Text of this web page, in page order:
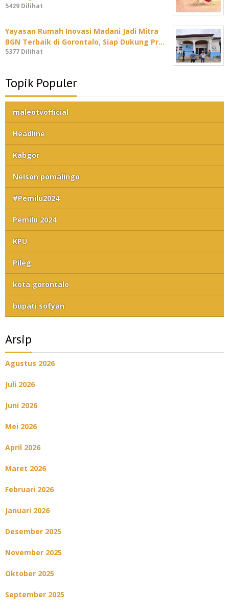
5429 Dilihat
Yayasan Rumah Inovasi Madani Jadi Mitra
BGN Terbaik di Gorontalo, Siap Dukung Pr…
5377 Dilihat
Topik Populer
maleotvofficial
Headline
Kabgor
Nelson pomalingo
#Pemilu2024
Pemilu 2024
KPU
Pileg
kota gorontalo
bupati sofyan
Arsip
Agustus 2026
Juli 2026
Juni 2026
Mei 2026
April 2026
Maret 2026
Februari 2026
Januari 2026
Desember 2025
November 2025
Oktober 2025
September 2025